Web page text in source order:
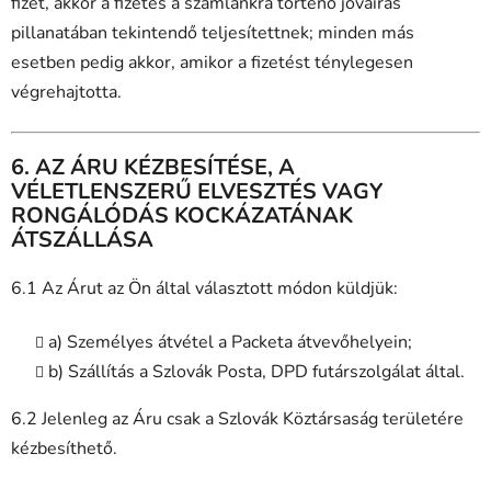
pillanatában tekintendő teljesítettnek; minden más
esetben pedig akkor, amikor a fizetést ténylegesen
végrehajtotta.
6. AZ ÁRU KÉZBESÍTÉSE, A
VÉLETLENSZERŰ ELVESZTÉS VAGY
RONGÁLÓDÁS KOCKÁZATÁNAK
ÁTSZÁLLÁSA
6.1 Az Árut az Ön által választott módon küldjük:
a) Személyes átvétel a Packeta átvevőhelyein;
b) Szállítás a Szlovák Posta, DPD futárszolgálat által.
6.2 Jelenleg az Áru csak a Szlovák Köztársaság területére
kézbesíthető.